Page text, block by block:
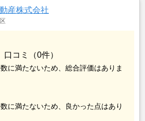
もらえませんでした。そこでそれ
国対応しているランドネットにお
産株式会社
口コミ（0件）
に満たないため、総合評価はありま
に満たないため、良かった点はあり